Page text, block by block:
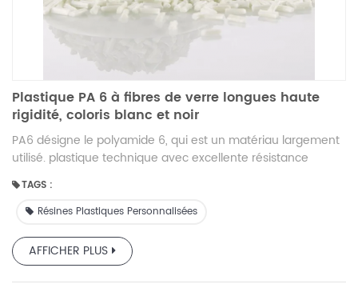
Plastique PA 6 à fibres de verre longues haute
rigidité, coloris blanc et noir
PA6 désigne le polyamide 6, qui est un matériau largement
utilisé. plastique technique avec excellente résistance
L'ajout de longues fibres de verre au PA6 peut améliorer
considérablement les propriétés mécaniques du matériau,
la stabilité dimensionnelle.
TAGS :
Résines Plastiques Personnalisées
AFFICHER PLUS